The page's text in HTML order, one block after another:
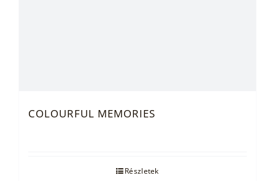
COLOURFUL MEMORIES
Részletek